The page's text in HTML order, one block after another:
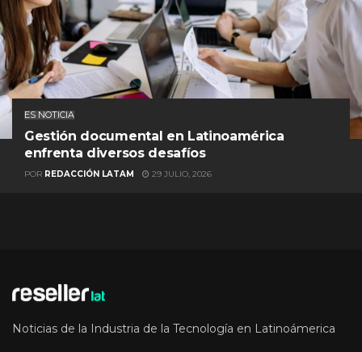
ES NOTICIA
Gestión documental en Latinoamérica
enfrenta diversos desafíos
POR REDACCIÓN LATAM 29 JULIO, 2026
Noticias de la Industria de la Tecnología en Latinoámerica